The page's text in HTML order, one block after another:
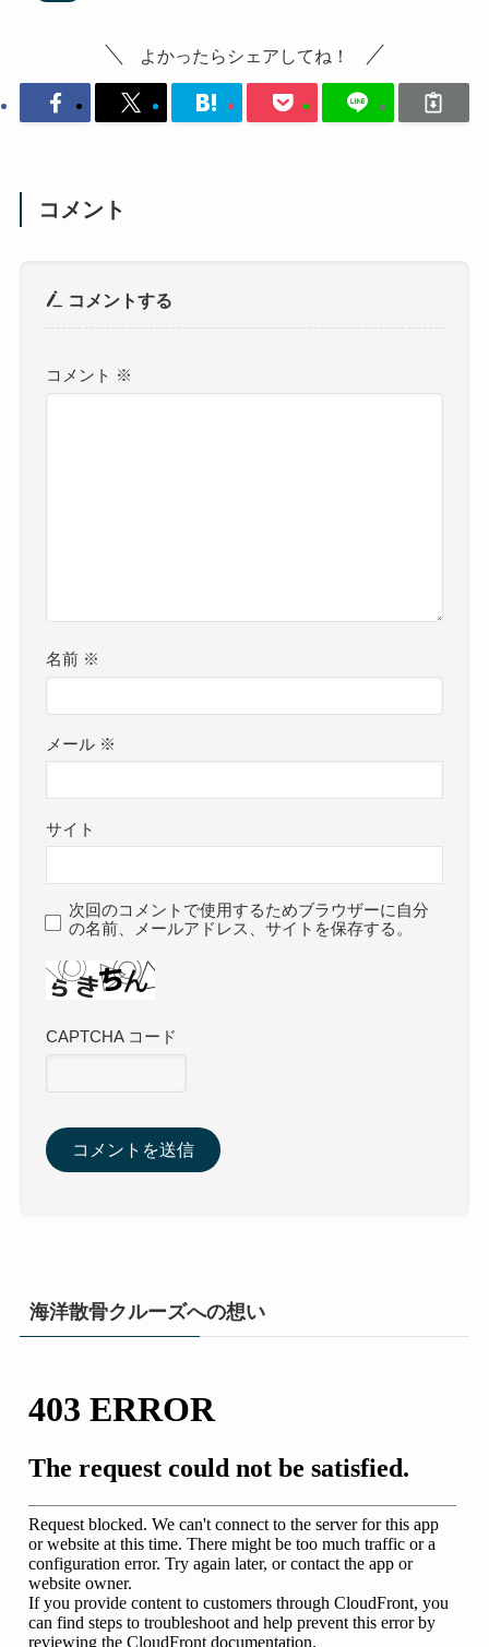
よかったらシェアしてね！
コメント
コメントする
コメント ※
名前 ※
メール ※
サイト
次回のコメントで使用するためブラウザーに自分
の名前、メールアドレス、サイトを保存する。
CAPTCHA コード
海洋散骨クルーズへの想い